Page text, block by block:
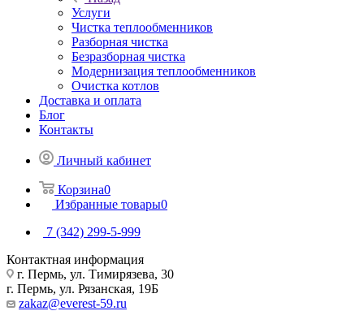
Услуги
Чистка теплообменников
Разборная чистка
Безразборная чистка
Модернизация теплообменников
Очистка котлов
Доставка и оплата
Блог
Контакты
Личный кабинет
Корзина0
Избранные товары0
7 (342) 299-5-999
Контактная информация
г. Пермь, ул. Тимирязева, 30
г. Пермь, ул. Рязанская, 19Б
zakaz@everest-59.ru